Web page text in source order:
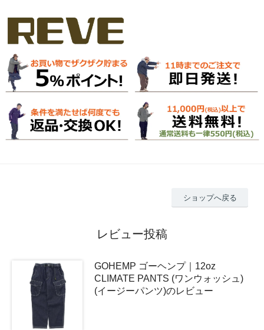
ショップへ戻る
レビュー投稿
GOHEMP ゴーヘンプ｜12oz
CLIMATE PANTS (ワンウォッシュ)
(イージーパンツ)のレビュー